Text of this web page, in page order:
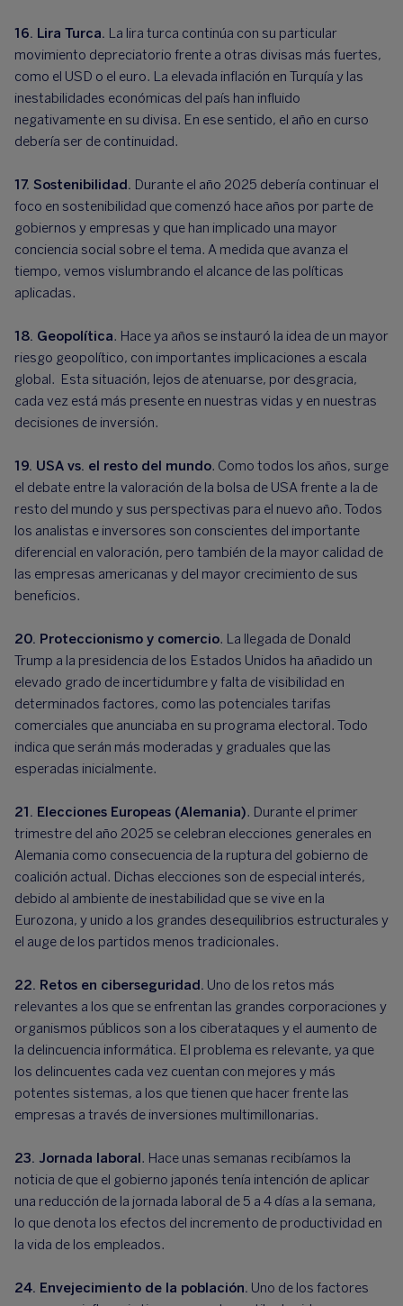
16. Lira Turca. La lira turca continúa con su particular
movimiento depreciatorio frente a otras divisas más fuertes,
como el USD o el euro. La elevada inflación en Turquía y las
inestabilidades económicas del país han influido
negativamente en su divisa. En ese sentido, el año en curso
debería ser de continuidad.
17. Sostenibilidad. Durante el año 2025 debería continuar el
foco en sostenibilidad que comenzó hace años por parte de
gobiernos y empresas y que han implicado una mayor
conciencia social sobre el tema. A medida que avanza el
tiempo, vemos vislumbrando el alcance de las políticas
aplicadas.
18. Geopolítica. Hace ya años se instauró la idea de un mayor
riesgo geopolítico, con importantes implicaciones a escala
global. Esta situación, lejos de atenuarse, por desgracia,
cada vez está más presente en nuestras vidas y en nuestras
decisiones de inversión.
19. USA vs. el resto del mundo. Como todos los años, surge
el debate entre la valoración de la bolsa de USA frente a la de
resto del mundo y sus perspectivas para el nuevo año. Todos
los analistas e inversores son conscientes del importante
diferencial en valoración, pero también de la mayor calidad de
las empresas americanas y del mayor crecimiento de sus
beneficios.
20. Proteccionismo y comercio. La llegada de Donald
Trump a la presidencia de los Estados Unidos ha añadido un
elevado grado de incertidumbre y falta de visibilidad en
determinados factores, como las potenciales tarifas
comerciales que anunciaba en su programa electoral. Todo
indica que serán más moderadas y graduales que las
esperadas inicialmente.
21. Elecciones Europeas (Alemania). Durante el primer
trimestre del año 2025 se celebran elecciones generales en
Alemania como consecuencia de la ruptura del gobierno de
coalición actual. Dichas elecciones son de especial interés,
debido al ambiente de inestabilidad que se vive en la
Eurozona, y unido a los grandes desequilibrios estructurales y
el auge de los partidos menos tradicionales.
22. Retos en ciberseguridad. Uno de los retos más
relevantes a los que se enfrentan las grandes corporaciones y
organismos públicos son a los ciberataques y el aumento de
la delincuencia informática. El problema es relevante, ya que
los delincuentes cada vez cuentan con mejores y más
potentes sistemas, a los que tienen que hacer frente las
empresas a través de inversiones multimillonarias.
23. Jornada laboral . Hace unas semanas recibíamos la
noticia de que el gobierno japonés tenía intención de aplicar
una reducción de la jornada laboral de 5 a 4 días a la semana,
lo que denota los efectos del incremento de productividad en
la vida de los empleados.
24. Envejecimiento de la población. Uno de los factores